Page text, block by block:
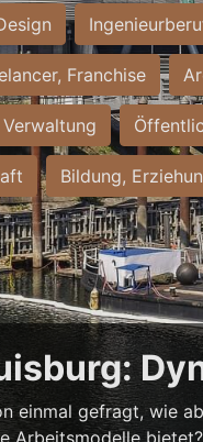
Franchise
Bildung,
einmal gefragt, wie